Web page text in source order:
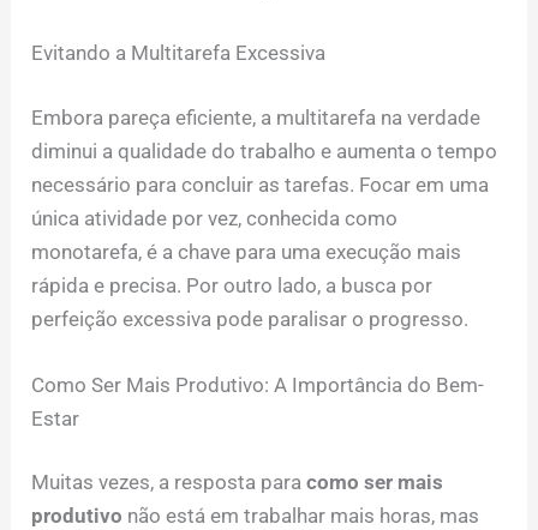
Evitando a Multitarefa Excessiva
Embora pareça eficiente, a multitarefa na verdade
diminui a qualidade do trabalho e aumenta o tempo
necessário para concluir as tarefas. Focar em uma
única atividade por vez, conhecida como
monotarefa, é a chave para uma execução mais
rápida e precisa. Por outro lado, a busca por
perfeição excessiva pode paralisar o progresso.
Como Ser Mais Produtivo: A Importância do Bem-
Estar
Muitas vezes, a resposta paracomo ser mais
produtivo não está em trabalhar mais horas, mas